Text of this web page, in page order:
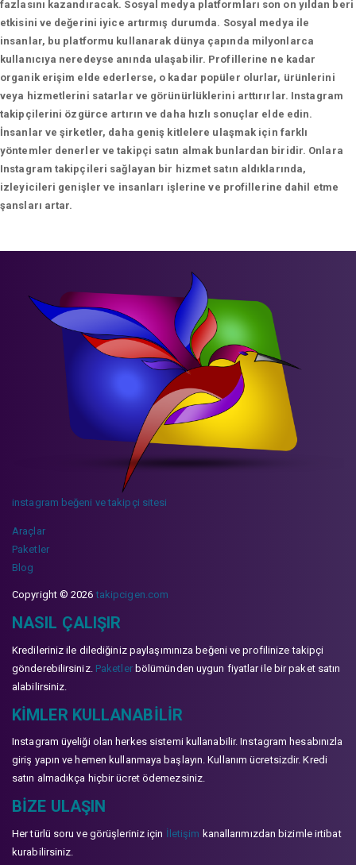
fazlasını kazandıracak. Sosyal medya platformları son on yıldan beri
etkisini ve değerini iyice artırmış durumda. Sosyal medya ile
insanlar, bu platformu kullanarak dünya çapında milyonlarca
kullanıcıya neredeyse anında ulaşabilir. Profillerine ne kadar
organik erişim elde ederlerse, o kadar popüler olurlar, ürünlerini
veya hizmetlerini satarlar ve görünürlüklerini arttırırlar. Instagram
takipçilerini özgürce artırın ve daha hızlı sonuçlar elde edin.
İnsanlar ve şirketler, daha geniş kitlelere ulaşmak için farklı
yöntemler denerler ve takipçi satın almak bunlardan biridir. Onlara
Instagram takipçileri sağlayan bir hizmet satın aldıklarında,
izleyicileri genişler ve insanları işlerine ve profillerine dahil etme
şansları artar.
instagram beğeni ve takipçi sitesi
Araçlar
Paketler
Blog
Copyright © 2026takipcigen.com
NASIL ÇALIŞIR
Kredileriniz ile dilediğiniz paylaşımınıza beğeni ve profilinize takipçi
gönderebilirsiniz. Paketlerbölümünden uygun fiyatlar ile bir paket satın
alabilirsiniz.
KIMLER KULLANABILIR
Instagram üyeliği olan herkes sistemi kullanabilir. Instagram hesabınızla
giriş yapın ve hemen kullanmaya başlayın. Kullanım ücretsizdir. Kredi
satın almadıkça hiçbir ücret ödemezsiniz.
BIZE ULAŞIN
Her türlü soru ve görüşleriniz için İletişim kanallarımızdan bizimle irtibat
kurabilirsiniz.